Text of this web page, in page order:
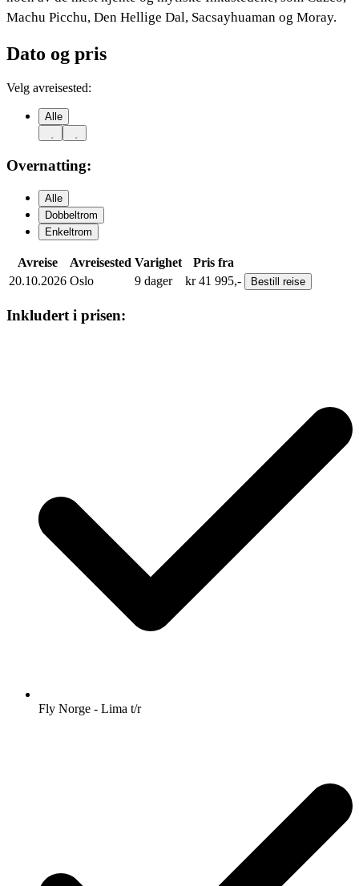
Machu Picchu, Den Hellige Dal, Sacsayhuaman og Moray.
Dato og pris
Velg avreisested:
Alle
Overnatting:
Alle
Dobbeltrom
Enkeltrom
Avreise Avreisested Varighet
Pris fra
20.10.2026 Oslo 9 dager kr41 995,- Bestill reise
Inkludert i prisen:
Fly Norge - Lima t/r